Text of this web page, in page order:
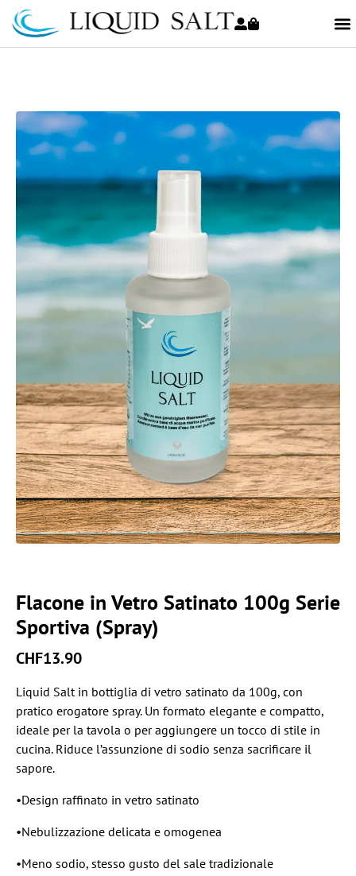
Flacone in Vetro Satinato 100g Serie
Sportiva (Spray)
CHF13.90
Liquid Salt in bottiglia di vetro satinato da 100g, con
pratico erogatore spray. Un formato elegante e compatto,
ideale per la tavola o per aggiungere un tocco di stile in
cucina. Riduce l’assunzione di sodio senza sacrificare il
sapore.
•Design raffinato in vetro satinato
•Nebulizzazione delicata e omogenea
•Meno sodio, stesso gusto del sale tradizionale